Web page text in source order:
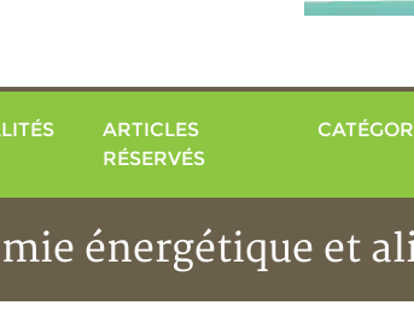
ARTICLES
RÉSERVÉS
énergétique et